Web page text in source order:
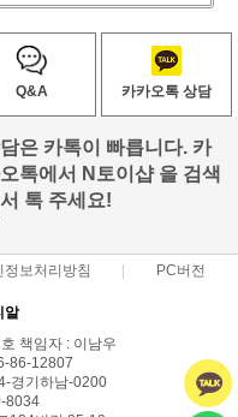
Q&A 카카오톡 상담
은 카톡이 빠릅니다. 카
톡에서 N토이샵 을 검색
톡 주세요!
정보처리방침 PC버전
알
책임자 : 이남우
86-12807
경기하남-0200
8034